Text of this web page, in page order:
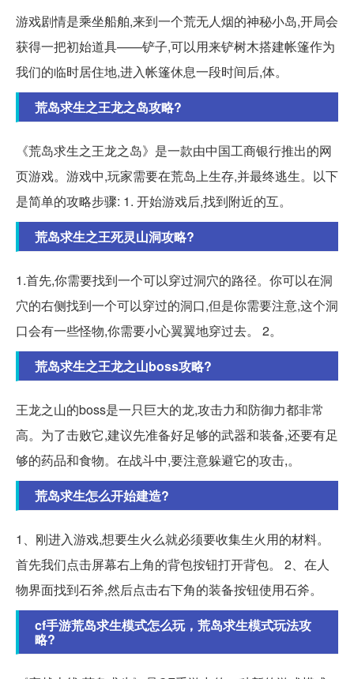
游戏剧情是乘坐船舶,来到一个荒无人烟的神秘小岛,开局会
获得一把初始道具——铲子,可以用来铲树木搭建帐篷作为
我们的临时居住地,进入帐篷休息一段时间后,体。
荒岛求生之王龙之岛攻略?
《荒岛求生之王龙之岛》是一款由中国工商银行推出的网
页游戏。游戏中,玩家需要在荒岛上生存,并最终逃生。以下
是简单的攻略步骤: 1. 开始游戏后,找到附近的互。
荒岛求生之王死灵山洞攻略?
1.首先,你需要找到一个可以穿过洞穴的路径。你可以在洞
穴的右侧找到一个可以穿过的洞口,但是你需要注意,这个洞
口会有一些怪物,你需要小心翼翼地穿过去。 2。
荒岛求生之王龙之山boss攻略?
王龙之山的boss是一只巨大的龙,攻击力和防御力都非常
高。为了击败它,建议先准备好足够的武器和装备,还要有足
够的药品和食物。在战斗中,要注意躲避它的攻击,。
荒岛求生怎么开始建造?
1、刚进入游戏,想要生火么就必须要收集生火用的材料。
首先我们点击屏幕右上角的背包按钮打开背包。 2、在人
物界面找到石斧,然后点击右下角的装备按钮使用石斧。
cf手游荒岛求生模式怎么玩，荒岛求生模式玩法攻
略?